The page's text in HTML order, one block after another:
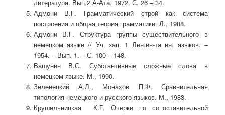
литература. Вып.2.А-Ата, 1972. С. 26 – 34.
Адмони В.Г. Грамматический строй как система
построения и общая теория грамматики. Л., 1988.
Адмони В.Г. Структура группы существительного в
немецком языке // Уч. зап. 1 Лен.ин-та ин. языков. –
1954. – Вып. 1. – С. 100 – 148.
Вашунин В.С. Субстантивные сложные слова в
немецком языке. М., 1990.
Зеленецкий А.Л., Монахов П.Ф. Сравнительная
типология немецкого и русского языков. М., 1983.
Крушельницкая К.Г. Очерки по сопоставительной